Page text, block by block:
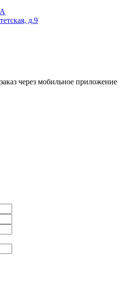
д.9
через мобильное приложение